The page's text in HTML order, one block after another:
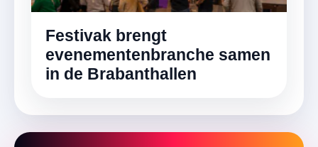
Festivak brengt
evenementenbranche samen
in de Brabanthallen